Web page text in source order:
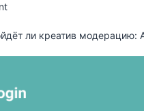
ли креатив модерацию: